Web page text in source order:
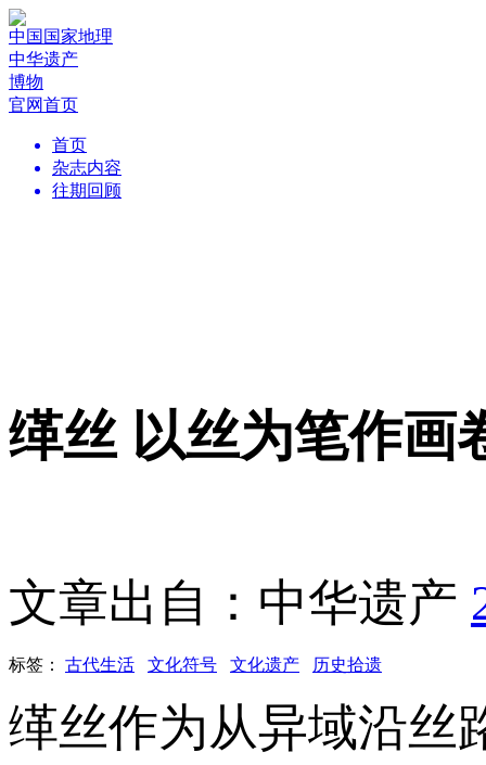
中国国家地理
中华遗产
博物
官网首页
首页
杂志内容
往期回顾
缂丝 以丝为笔作画
文章出自：中华遗产
标签： 古代生活 文化符号 文化遗产 历史拾遗
缂丝作为从异域沿丝